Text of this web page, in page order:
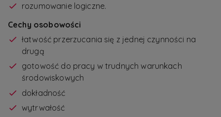
rozumowanie logiczne.
Cechy osobowości
łatwość przerzucania się z jednej czynności na
drugą
gotowość do pracy w trudnych warunkach
środowiskowych
dokładność
wytrwałość